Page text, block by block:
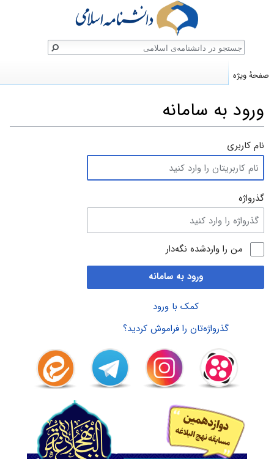
ورود به سامانه
پرش
ناوبری
پرش
جستجو
نام کاربری
گذرواژه
من را واردشده نگه‌دار
ورود به سامانه
کمک با ورود
گذرواژه‌تان را فراموش کردید؟
صفحهٔ ویژه
جستجو